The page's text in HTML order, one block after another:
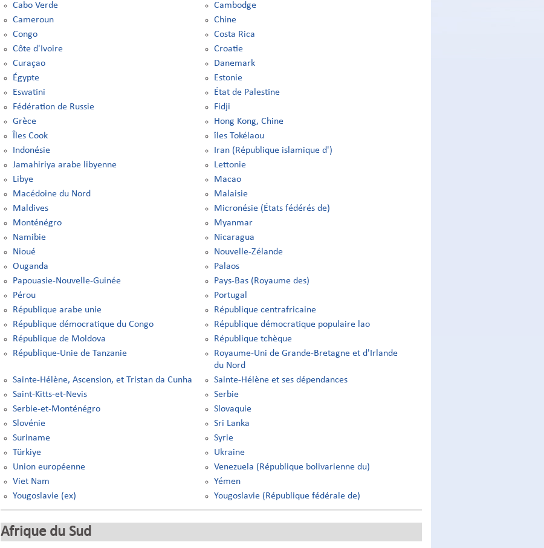
Cabo Verde
Cambodge
Cameroun
Chine
Congo
Costa Rica
Côte d'Ivoire
Croatie
Curaçao
Danemark
Égypte
Estonie
Eswatini
État de Palestine
Fédération de Russie
Fidji
Grèce
Hong Kong, Chine
Îles Cook
îles Tokélaou
Indonésie
Iran (République islamique d')
Jamahiriya arabe libyenne
Lettonie
Libye
Macao
Macédoine du Nord
Malaisie
Maldives
Micronésie (États fédérés de)
Monténégro
Myanmar
Namibie
Nicaragua
Nioué
Nouvelle-Zélande
Ouganda
Palaos
Papouasie-Nouvelle-Guinée
Pays-Bas (Royaume des)
Pérou
Portugal
République arabe unie
République centrafricaine
République démocratique du Congo
République démocratique populaire lao
République de Moldova
République tchèque
République-Unie de Tanzanie
Royaume-Uni de Grande-Bretagne et d'Irlande
du Nord
Sainte-Hélène, Ascension, et Tristan da Cunha
Sainte-Hélène et ses dépendances
Saint-Kitts-et-Nevis
Serbie
Serbie-et-Monténégro
Slovaquie
Slovénie
Sri Lanka
Suriname
Syrie
Türkiye
Ukraine
Union européenne
Venezuela (République bolivarienne du)
Viet Nam
Yémen
Yougoslavie (ex)
Yougoslavie (République fédérale de)
Afrique du Sud